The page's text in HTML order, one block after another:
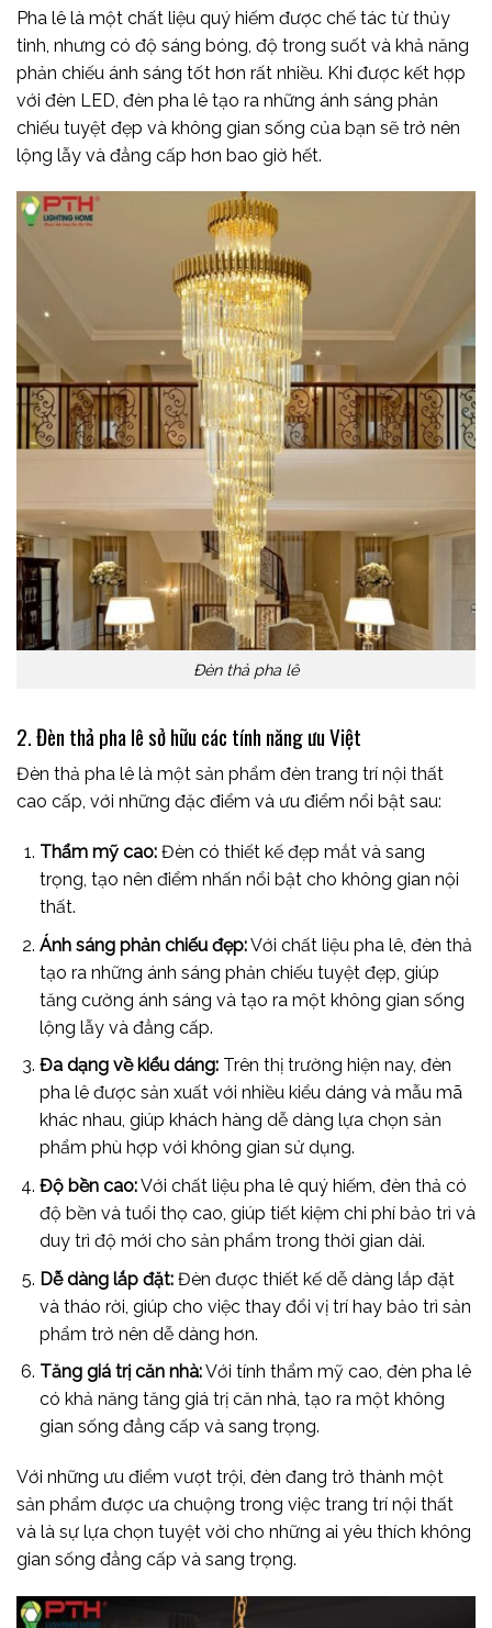
Pha lê là một chất liệu quý hiếm được chế tác từ thủy
tinh, nhưng có độ sáng bóng, độ trong suốt và khả năng
phản chiếu ánh sáng tốt hơn rất nhiều. Khi được kết hợp
với đèn LED, đèn pha lê tạo ra những ánh sáng phản
chiếu tuyệt đẹp và không gian sống của bạn sẽ trở nên
lộng lẫy và đẳng cấp hơn bao giờ hết.
Đèn thả pha lê
2. Đèn thả pha lê sở hữu các tính năng ưu Việt
Đèn thả pha lê là một sản phẩm đèn trang trí nội thất
cao cấp, với những đặc điểm và ưu điểm nổi bật sau:
Thẩm mỹ cao:Đèn có thiết kế đẹp mắt và sang
trọng, tạo nên điểm nhấn nổi bật cho không gian nội
thất.
Ánh sáng phản chiếu đẹp:Với chất liệu pha lê, đèn thả
tạo ra những ánh sáng phản chiếu tuyệt đẹp, giúp
tăng cường ánh sáng và tạo ra một không gian sống
lộng lẫy và đẳng cấp.
Đa dạng về kiểu dáng:Trên thị trường hiện nay, đèn
pha lê được sản xuất với nhiều kiểu dáng và mẫu mã
khác nhau, giúp khách hàng dễ dàng lựa chọn sản
phẩm phù hợp với không gian sử dụng.
Độ bền cao:Với chất liệu pha lê quý hiếm, đèn thả có
độ bền và tuổi thọ cao, giúp tiết kiệm chi phí bảo trì và
duy trì độ mới cho sản phẩm trong thời gian dài.
Dễ dàng lắp đặt:Đèn được thiết kế dễ dàng lắp đặt
và tháo rời, giúp cho việc thay đổi vị trí hay bảo trì sản
phẩm trở nên dễ dàng hơn.
Tăng giá trị căn nhà:Với tính thẩm mỹ cao, đèn pha lê
có khả năng tăng giá trị căn nhà, tạo ra một không
gian sống đẳng cấp và sang trọng.
Với những ưu điểm vượt trội, đèn đang trở thành một
sản phẩm được ưa chuộng trong việc trang trí nội thất
và là sự lựa chọn tuyệt vời cho những ai yêu thích không
gian sống đẳng cấp và sang trọng.